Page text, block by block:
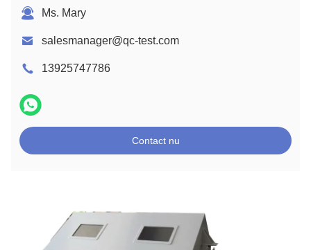
Ms. Mary
salesmanager@qc-test.com
13925747786
Contact nu